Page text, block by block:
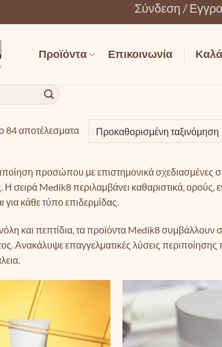
Σύνδεση /
Προϊόντα Επικοινωνία
84 αποτέλεσματα
προσώπου με επιστημονικά σχεδιασμένες
σειρά Medik8 περιλαμβάνει καθαριστικά, ορούς,
για κάθε τύπο επιδερμίδας.
και πεπτίδια, τα προϊόντα Medik8 συμβάλλουν
Ανακάλυψε επαγγελματικές λύσεις περιποίησης